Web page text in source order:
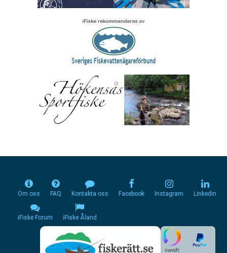
Om oss FAQ Kontakta oss Facebook Instagram Linkedin
iFiske Forum iFiske Åland